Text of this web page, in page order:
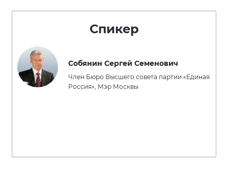
Спикер
Собянин Сергей Семенович
Член Бюро Высшего совета партии «Единая
Россия», Мэр Москвы